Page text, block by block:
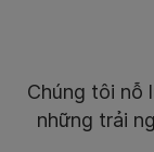
Chúng tôi nỗ
những trải